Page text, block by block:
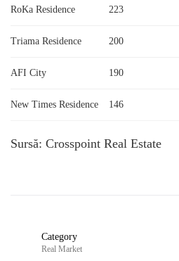
RoKa Residence 223
Triama Residence 200
AFI City 190
New Times Residence 146
Sursă: Crosspoint Real Estate
Category
Real Market